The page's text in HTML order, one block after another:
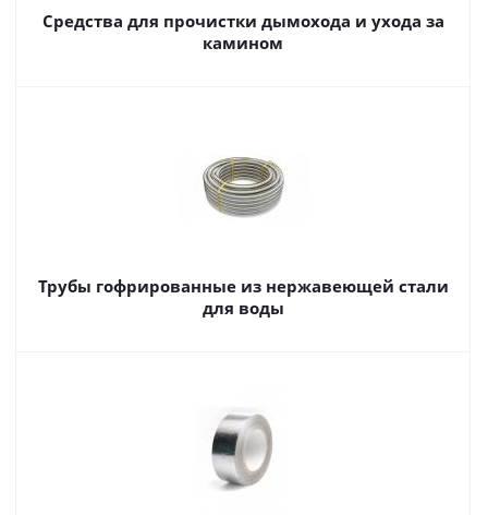
Средства для прочистки дымохода и ухода за
камином
Трубы гофрированные из нержавеющей стали
для воды